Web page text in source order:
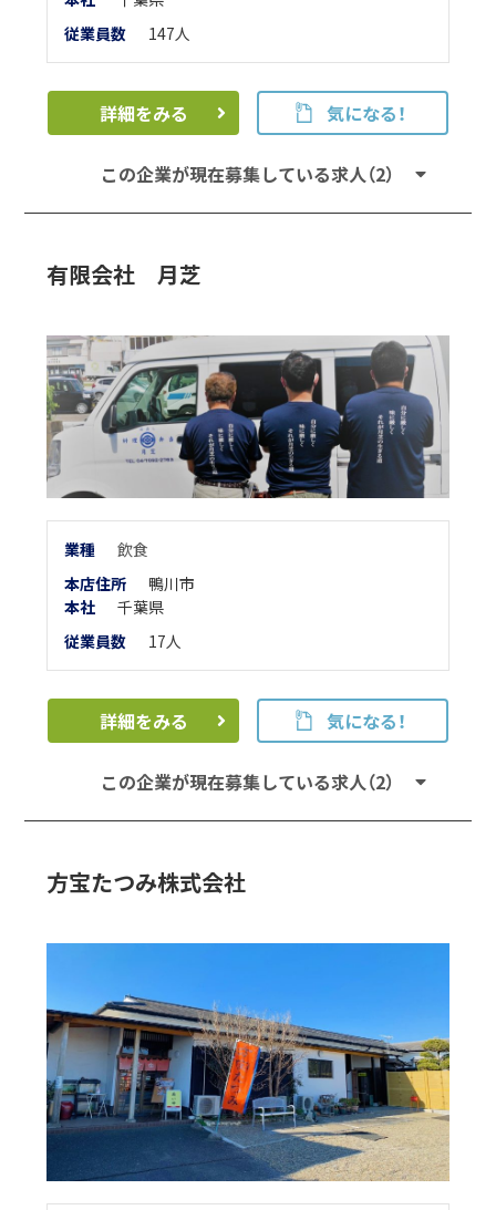
従業員数
147人
詳細をみる 気になる！
この企業が現在募集している求人（2）
有限会社 月芝
業種
飲食
本店住所
鴨川市
本社
千葉県
従業員数
17人
詳細をみる 気になる！
この企業が現在募集している求人（2）
方宝たつみ株式会社